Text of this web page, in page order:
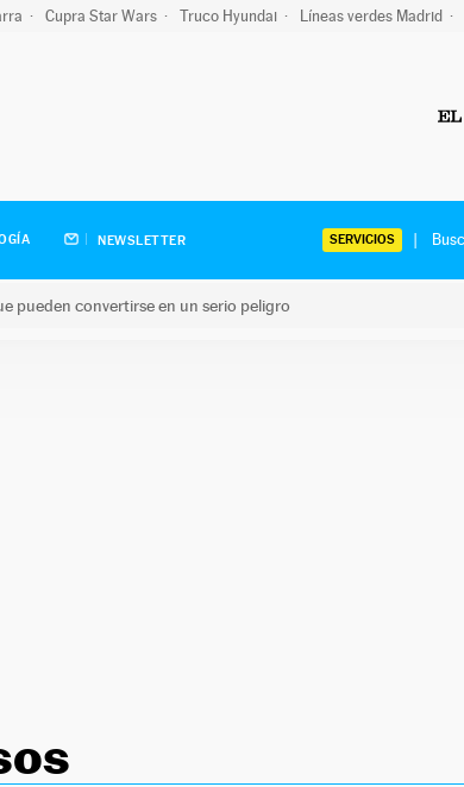
Cupra Star Wars Truco Hyundai Líneas verdes Madrid
NEWSLETTER SERVICIOS
pueden convertirse en un serio peligro